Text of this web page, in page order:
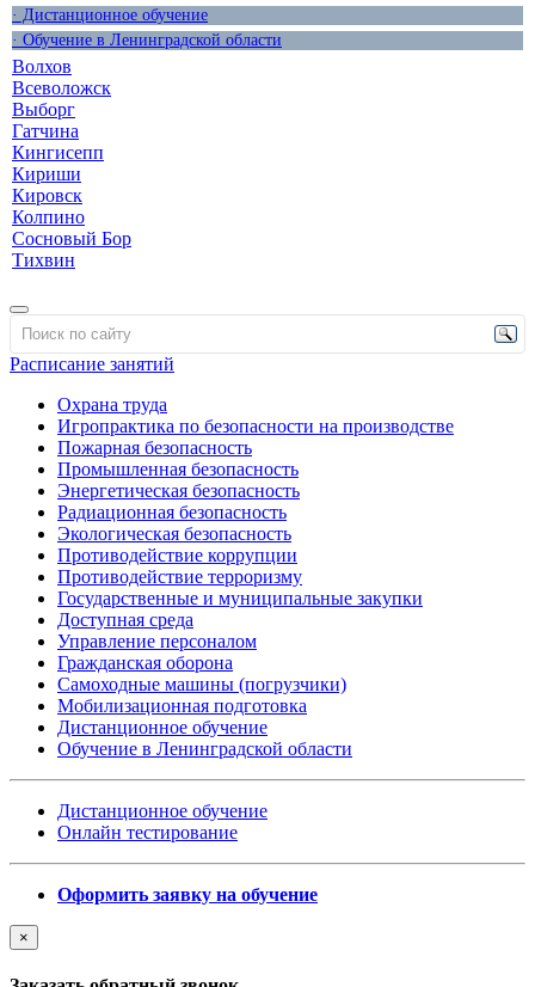
· Дистанционное обучение
· Обучение в Ленинградской области
Волхов
Всеволожск
Выборг
Гатчина
Кингисепп
Кириши
Кировск
Колпино
Сосновый Бор
Тихвин
Расписание занятий
Охрана труда
Игропрактика по безопасности на производстве
Пожарная безопасность
Промышленная безопасность
Энергетическая безопасность
Радиационная безопасность
Экологическая безопасность
Противодействие коррупции
Противодействие терроризму
Государственные и муниципальные закупки
Доступная среда
Управление персоналом
Гражданская оборона
Самоходные машины (погрузчики)
Мобилизационная подготовка
Дистанционное обучение
Обучение в Ленинградской области
Дистанционное обучение
Онлайн тестирование
Оформить заявку на обучение
×